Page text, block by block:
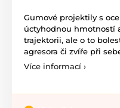
Gumové projektily s
úctyhodnou hmotností
trajektorii, ale o to
agresora či zvíře při
Více informací ›